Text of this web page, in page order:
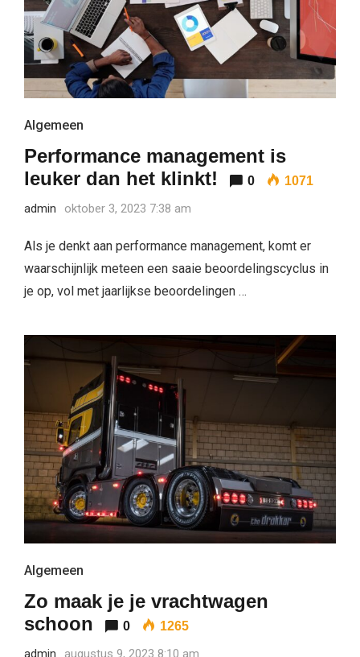
Algemeen
Performance management is
leuker dan het klinkt!
0 1071
admin oktober 3, 2023 7:38 am
Als je denkt aan performance management, komt er
waarschijnlijk meteen een saaie beoordelingscyclus in
je op, vol met jaarlijkse beoordelingen …
Algemeen
Zo maak je je vrachtwagen
schoon
0 1265
admin augustus 9, 2023 8:10 am